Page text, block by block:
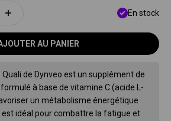
En stock
AU PANIER
Quali de Dynveo est un supplément de
à base de vitamine C (acide L-
un métabolisme énergétique
est idéal pour combattre la fatigue et